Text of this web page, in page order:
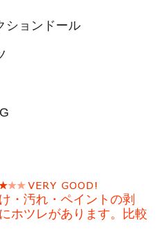
ションドール
・汚れ・ペイントの剥
ホツレがあります。比較